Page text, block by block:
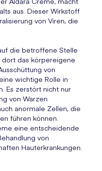
aus. Dieser Wirkstoff
von Viren, die
die betroffene Stelle
das körpereigene
von
wichtige Rolle in
Es zerstört nicht nur
von Warzen
anormale Zellen, die
führen können.
eine entscheidende
von
Hauterkrankungen.